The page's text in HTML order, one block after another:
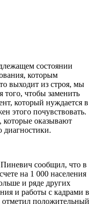
состоянии
которым
выходит из строя, мы
чтобы заменить
который нуждается в
этого почувствовать.
оказывают
сообщил, что в
на 1 000 населения
и ряде других
и работы с кадрами в
отметил положительный